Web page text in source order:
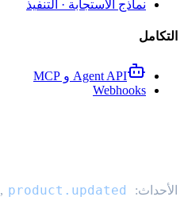
نماذج الاستجابة · التنفيذ
التكامل
Agent API و MCP
Webhooks
الأحداث: product.updated
,